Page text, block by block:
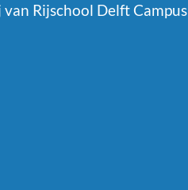
Rijschool Delft